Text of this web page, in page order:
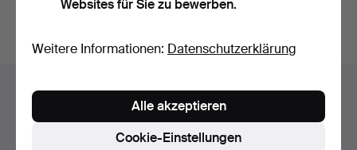
Navigation
Hilfe und Kontakt
Kontakt mit dem Support aufnehmen
Websites für Sie zu bewerben.
Weitere Informationen: Datenschutzerklärung
Cookie-Einstellungen
Alle akzeptieren